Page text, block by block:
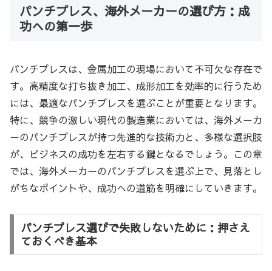
パンチプレス、海外メーカーの選び方：成
功への第一歩
パンチプレスは、金属加工の現場において不可欠な存在で
す。高精度な打ち抜き加工、成形加工を効率的に行うため
には、最適なパンチプレスを選ぶことが重要となります。
特に、競争の激しい現代の製造業においては、海外メーカ
ーのパンチプレスが持つ先進的な技術力と、多様な選択肢
が、ビジネスの成功を左右する鍵となるでしょう。この章
では、海外メーカーのパンチプレスを選ぶ上で、見落とし
がちなポイントや、成功への道筋を明確にしていきます。
パンチプレス選びで失敗しないために：押さえ
ておくべき基本